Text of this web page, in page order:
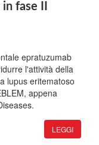
fase II
epratuzumab
l'attività della
lupus eritematoso
appena
LEGGI